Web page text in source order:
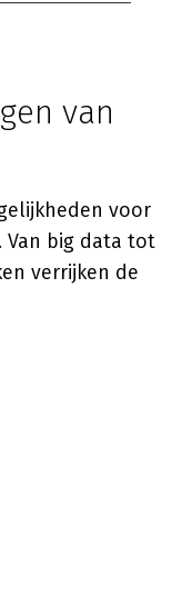
van
voor
Van big data tot
verrijken de